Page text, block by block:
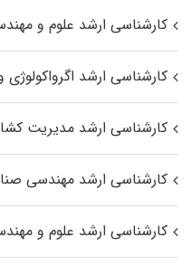
کارشناسی ارشد علوم و
کارشناسی ارشد
کارشناسی ارشد مدیریت
کارشناسی ارشد مهندسی
کارشناسی ارشد علوم و